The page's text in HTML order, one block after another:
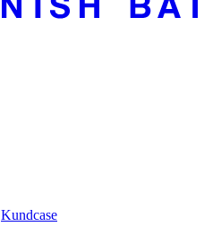
Kundcase